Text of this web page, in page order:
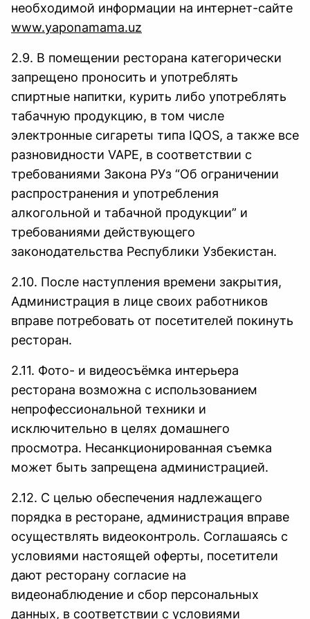
необходимой информации на интернет-сайте
www.yaponamama.uz
2.9. В помещении ресторана категорически
запрещено проносить и употреблять
спиртные напитки, курить либо употреблять
табачную продукцию, в том числе
электронные сигареты типа IQOS, а также все
разновидности VAPE, в соответствии с
требованиями Закона РУз “Об ограничении
распространения и употребления
алкогольной и табачной продукции” и
требованиями действующего
законодательства Республики Узбекистан.
2.10. После наступления времени закрытия,
Администрация в лице своих работников
вправе потребовать от посетителей покинуть
ресторан.
2.11. Фото- и видеосъёмка интерьера
ресторана возможна с использованием
непрофессиональной техники и
исключительно в целях домашнего
просмотра. Несанкционированная съемка
может быть запрещена администрацией.
2.12. С целью обеспечения надлежащего
порядка в ресторане, администрация вправе
осуществлять видеоконтроль. Соглашаясь с
условиями настоящей оферты, посетители
дают ресторану согласие на
видеонаблюдение и сбор персональных
данных, в соответствии с условиями